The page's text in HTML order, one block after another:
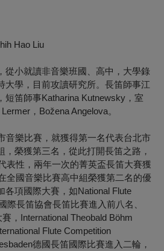
Hao Liu
從小就讀非音樂班國、高中，大學錄
大學，目前攻讀研究所。長笛師事江
短笛師事Katharina Kutnewsky，室
，Božena Angelova。
音樂比賽，就獲得第一名代表台北市
，榮獲第三名，從此打開長笛之路，
表性，兩年一次的菁英盃長笛大賽獲
全國音樂比賽高中組榮獲第二名的優
各項國際大賽，如National Flute
際長笛協會長笛比賽進入前八名、
，International Theobald Böhm
Flute Competition
德國長笛國際比賽進入二輪，